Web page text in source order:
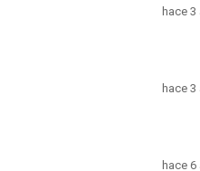
hace
hace
hace